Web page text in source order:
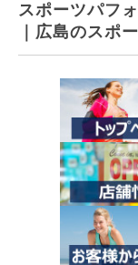
スポーツパフ
｜広島のスポ